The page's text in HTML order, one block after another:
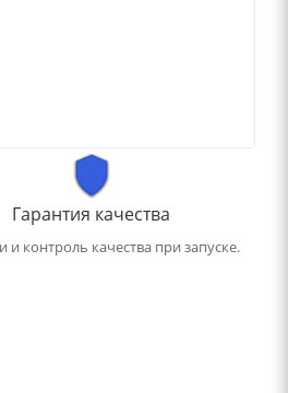
Гарантия качества
и контроль качества при запуске.